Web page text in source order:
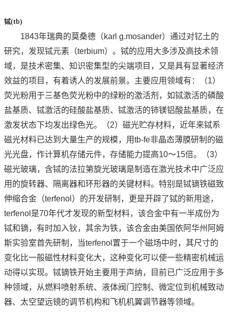
铽(tb)
1843年瑞典的莫桑德（karl g.mosander）通过对钇土的
研究，发现铽元素（terbium）。铽的应用大多涉及高技术领
域，是技术密集、知识密集型的尖端项目，又是具有显著经济
效益的项目，有着诱人的发展前景。主要应用领域有：（1）
荧光粉用于三基色荧光粉中的绿粉的激活剂，如铽激活的磷酸
盐基质、铽激活的硅酸盐基质、铽激活的铈镁铝酸盐基质，在
激发状态下均发出绿色光。（2）磁光贮存材料，近年来铽系
磁光材料已达到大量生产的规模，用tb-fe非晶态薄膜研制的磁
光光盘，作计算机存储元件，存储能力提高10～15倍。（3）
磁光玻璃，含铽的法拉第旋光玻璃是制造在激光技术中广泛应
用的旋转器、隔离器和环形器的关键材料。特别是铽镝铁磁致
伸缩合金（terfenol）的开发研制，更是开辟了铽的新用途，
terfenol是70年代才发现的新型材料，该合金中有一半成份为
铽和镝，有时加入钬，其余为铁，该合金由美国依阿华州阿姆
斯实验室首先研制，当terfenol置于一个磁场中时，其尺寸的
变化比一般磁性材料变化大，这种变化可以使一些精密机械运
动得以实现。铽镝铁开始主要用于声纳，目前已广泛应用于多
种领域，从燃料喷射系统、液体阀门控制、微定位到机械致动
器、太空望远镜的调节机构和飞机机翼调节器等领域。